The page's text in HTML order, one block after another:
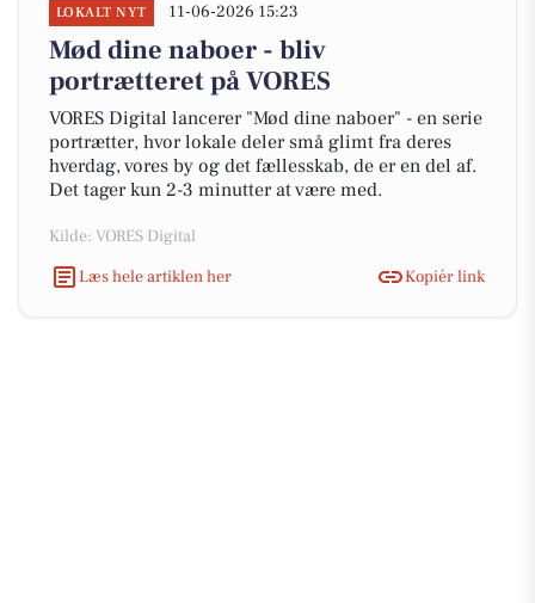
LOKALT NYT 11-06-2026 15:23
Mød dine naboer - bliv
portrætteret på VORES
VORES Digital lancerer "Mød dine naboer" - en serie
portrætter, hvor lokale deler små glimt fra deres
hverdag, vores by og det fællesskab, de er en del af.
Det tager kun 2-3 minutter at være med.
Kilde: VORES Digital
Læs hele artiklen her
Kopiér link